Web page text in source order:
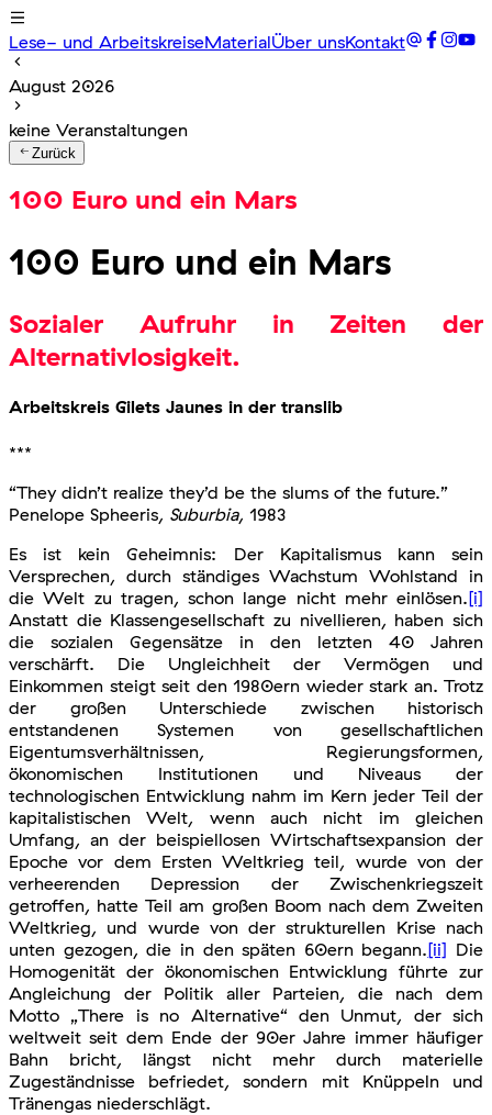
Lese- und ArbeitskreiseMaterialÜber unsKontakt
August 2026
keine Veranstaltungen
Zurück
100 Euro und ein Mars
100 Euro und ein Mars
Sozialer Aufruhr in Zeiten der
Alternativlosigkeit.
Arbeitskreis Gilets Jaunes in der translib
***
“They didn’t realize they’d be the slums of the future.”
Penelope Spheeris, Suburbia, 1983
Es ist kein Geheimnis: Der Kapitalismus kann sein
Versprechen, durch ständiges Wachstum Wohlstand in
die Welt zu tragen, schon lange nicht mehr einlösen.[i]
Anstatt die Klassengesellschaft zu nivellieren, haben sich
die sozialen Gegensätze in den letzten 40 Jahren
verschärft. Die Ungleichheit der Vermögen und
Einkommen steigt seit den 1980ern wieder stark an. Trotz
der großen Unterschiede zwischen historisch
entstandenen Systemen von gesellschaftlichen
Eigentumsverhältnissen, Regierungsformen,
ökonomischen Institutionen und Niveaus der
technologischen Entwicklung nahm im Kern jeder Teil der
kapitalistischen Welt, wenn auch nicht im gleichen
Umfang, an der beispiellosen Wirtschaftsexpansion der
Epoche vor dem Ersten Weltkrieg teil, wurde von der
verheerenden Depression der Zwischenkriegszeit
getroffen, hatte Teil am großen Boom nach dem Zweiten
Weltkrieg, und wurde von der strukturellen Krise nach
unten gezogen, die in den späten 60ern begann.[ii] Die
Homogenität der ökonomischen Entwicklung führte zur
Angleichung der Politik aller Parteien, die nach dem
Motto „There is no Alternative“ den Unmut, der sich
weltweit seit dem Ende der 90er Jahre immer häufiger
Bahn bricht, längst nicht mehr durch materielle
Zugeständnisse befriedet, sondern mit Knüppeln und
Tränengas niederschlägt.